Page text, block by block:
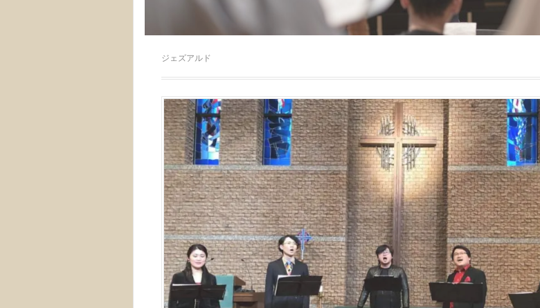
ジェズアルド